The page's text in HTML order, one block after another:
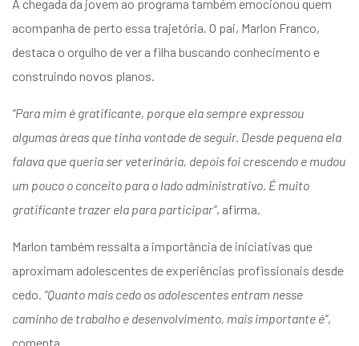
A chegada da jovem ao programa também emocionou quem
acompanha de perto essa trajetória. O pai, Marlon Franco,
destaca o orgulho de ver a filha buscando conhecimento e
construindo novos planos.
“Para mim é gratificante, porque ela sempre expressou
algumas áreas que tinha vontade de seguir. Desde pequena ela
falava que queria ser veterinária, depois foi crescendo e mudou
um pouco o conceito para o lado administrativo. É muito
gratificante trazer ela para participar”, afirma.
Marlon também ressalta a importância de iniciativas que
aproximam adolescentes de experiências profissionais desde
cedo. “Quanto mais cedo os adolescentes entram nesse
caminho de trabalho e desenvolvimento, mais importante é”,
comenta.